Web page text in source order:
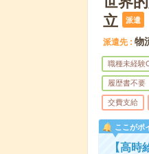
立
派遣
派遣先 物
職種未経験
履歴書不要
交費支給
ここがポ
【高